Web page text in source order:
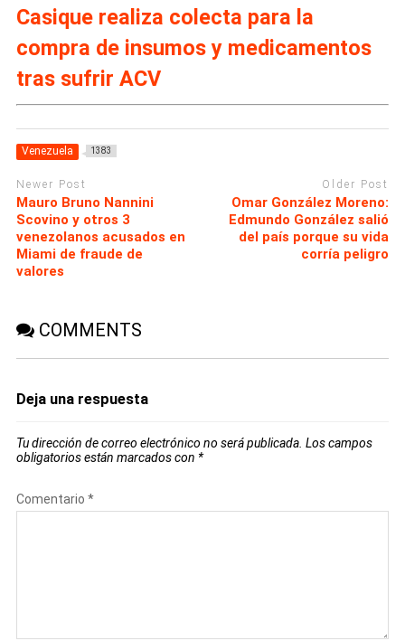
Casique realiza colecta para la
compra de insumos y medicamentos
tras sufrir ACV
Venezuela 1383
Newer Post
Mauro Bruno Nannini
Scovino y otros 3
venezolanos acusados en
Miami de fraude de
valores
Older Post
Omar González Moreno:
Edmundo González salió
del país porque su vida
corría peligro
COMMENTS
Deja una respuesta
Tu dirección de correo electrónico no será publicada. Los campos
obligatorios están marcados con *
Comentario *